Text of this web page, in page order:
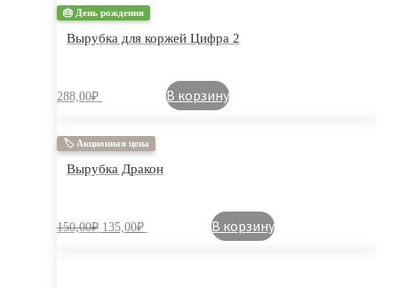
🎂 День рождения
Вырубка для коржей Цифра 2
288,00₽ В корзину
🏷 Акционная цена
Вырубка Дракон
150,00₽ 135,00₽ В корзину